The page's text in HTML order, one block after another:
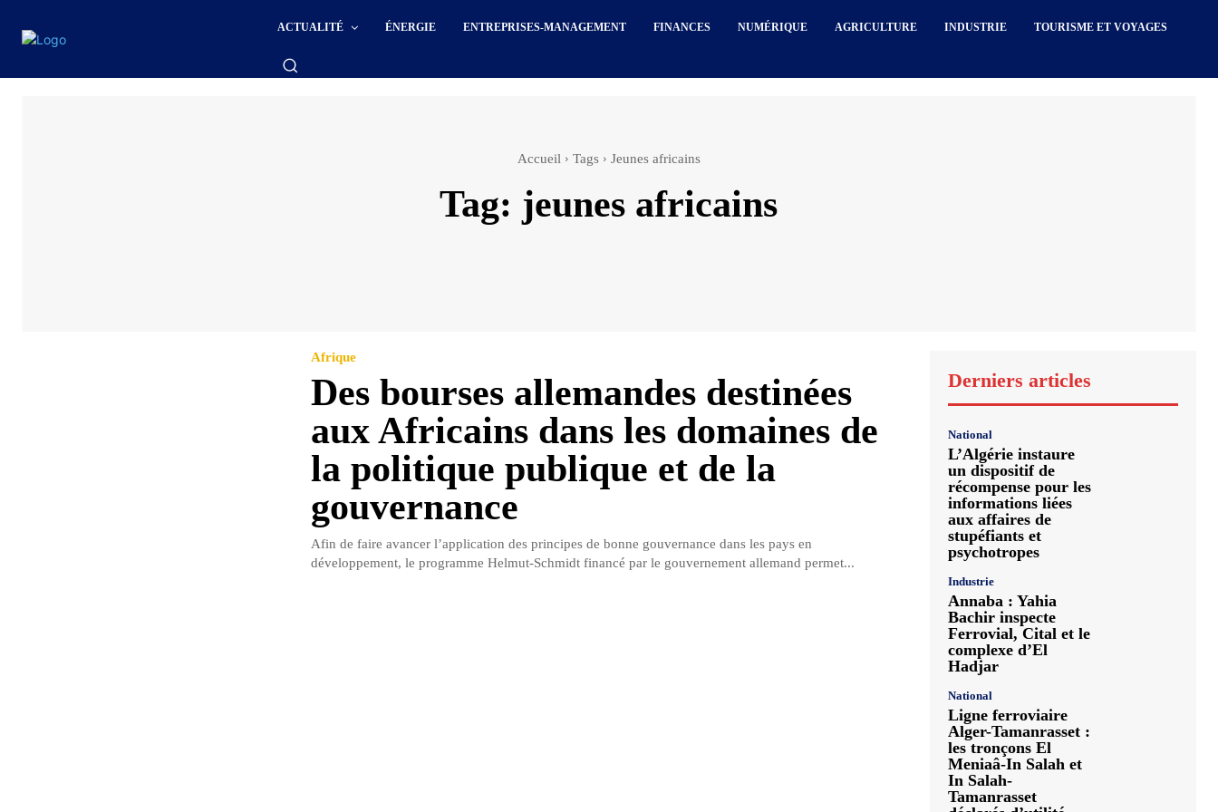
ACTUALITÉ ÉNERGIE ENTREPRISES-MANAGEMENT FINANCES NUMÉRIQUE AGRICULTURE INDUSTRIE TOURISME ET VOYAGES
Accueil Tags Jeunes africains
Tag: jeunes africains
Afrique
Des bourses allemandes destinées
aux Africains dans les domaines de
la politique publique et de la
gouvernance
Afin de faire avancer l’application des principes de bonne gouvernance dans les pays en
développement, le programme Helmut-Schmidt financé par le gouvernement allemand permet...
Derniers articles
National
L’Algérie instaure
un dispositif de
récompense pour les
informations liées
aux affaires de
stupéfiants et
psychotropes
Industrie
Annaba : Yahia
Bachir inspecte
Ferrovial, Cital et le
complexe d’El
Hadjar
National
Ligne ferroviaire
Alger-Tamanrasset :
les tronçons El
Meniaâ-In Salah et
In Salah-
Tamanrasset